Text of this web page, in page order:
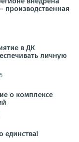
производственная
в ДК
личную
о комплексе
единства!